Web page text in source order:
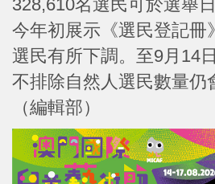
328,610名選民可於選舉
今年初展示《選民登記冊
選民有所下調。至9月14
不排除自然人選民數量仍
（編輯部）